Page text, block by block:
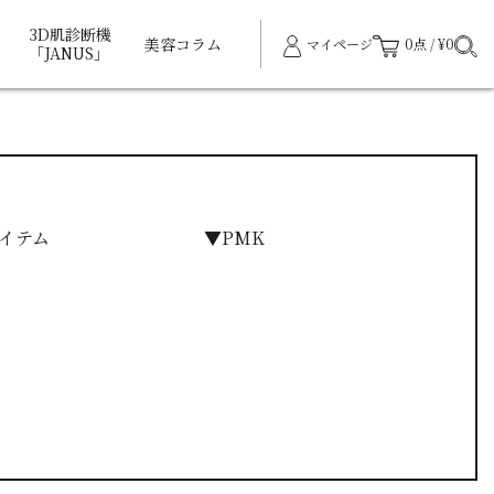
3D肌診断機
「JANUS」
美容コラム マイページ 0点 / ¥0
テム ▼PMK